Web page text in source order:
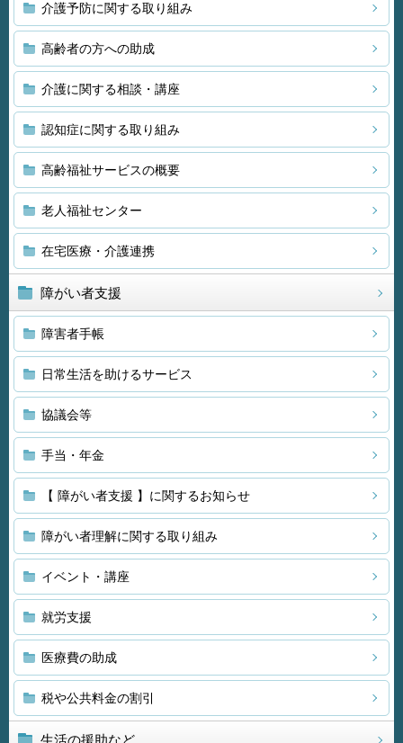
介護予防に関する取り組み
高齢者の方への助成
介護に関する相談・講座
認知症に関する取り組み
高齢福祉サービスの概要
老人福祉センター
在宅医療・介護連携
障がい者支援
障害者手帳
日常生活を助けるサービス
協議会等
手当・年金
【 障がい者支援 】に関するお知らせ
障がい者理解に関する取り組み
イベント・講座
就労支援
医療費の助成
税や公共料金の割引
生活の援助など